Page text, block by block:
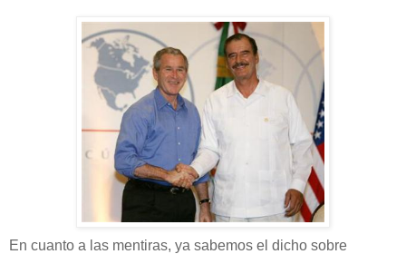
En cuanto a las mentiras, ya sabemos el dicho sobre